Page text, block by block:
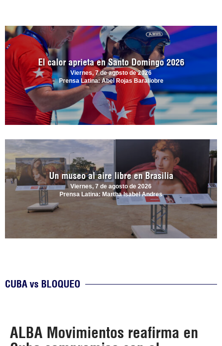
El calor aprieta en Santo Domingo 2026
Viernes, 7 de agosto de 2026
Prensa Latina: Abel Rojas Barallobre
Un museo al aire libre en Brasilia
Viernes, 7 de agosto de 2026
Prensa Latina: Martha Isabel Andres
CUBA vs BLOQUEO
ALBA Movimientos reafirma en